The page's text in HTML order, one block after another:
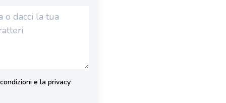
e la privacy